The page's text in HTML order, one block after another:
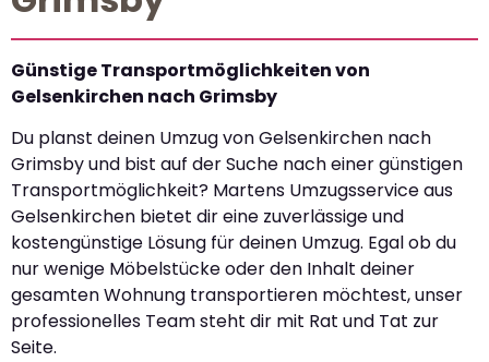
Günstige Transportmöglichkeiten von
Gelsenkirchen nach Grimsby
Du planst deinen Umzug von Gelsenkirchen nach
Grimsby und bist auf der Suche nach einer günstigen
Transportmöglichkeit? Martens Umzugsservice aus
Gelsenkirchen bietet dir eine zuverlässige und
kostengünstige Lösung für deinen Umzug. Egal ob du
nur wenige Möbelstücke oder den Inhalt deiner
gesamten Wohnung transportieren möchtest, unser
professionelles Team steht dir mit Rat und Tat zur
Seite.